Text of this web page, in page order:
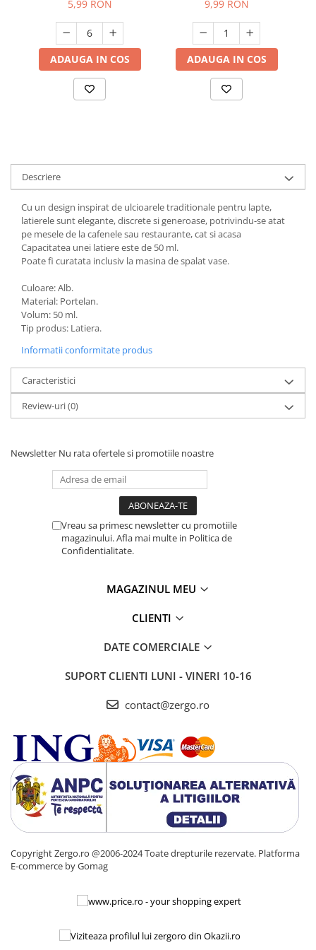
Tacamuri si seturi
Taietoare manuale
Termosuri si cani termos
Tocatoare de bucatarie
Ustensile ornare prajituri
Vaze si boluri decorative
Vesela unica folosinta
Uscatoare de rufe
5,99 RON
ADAUGA IN COS
9,99 RON
ADAUGA IN COS
Descriere
Cu un design inspirat de ulcioarele traditionale pentru lapte,
latierele sunt elegante, discrete si generoase, potrivindu-se atat
pe mesele de la cafenele sau restaurante, cat si acasa
Capacitatea unei latiere este de 50 ml.
Poate fi curatata inclusiv la masina de spalat vase.
Culoare: Alb.
Material: Portelan.
Volum: 50 ml.
Tip produs: Latiera.
Informatii conformitate produs
Caracteristici
Review-uri(0)
Newsletter Nu rata ofertele si promotiile noastre
Vreau sa primesc newsletter cu promotiile
magazinului. Afla mai multe in Politica de
Confidentialitate.
MAGAZINUL MEU
CLIENTI
DATE COMERCIALE
SUPORT CLIENTI LUNI - VINERI 10-16
contact@zergo.ro
Copyright Zergo.ro @2006-2024 Toate drepturile rezervate. Platforma
E-commerce by Gomag